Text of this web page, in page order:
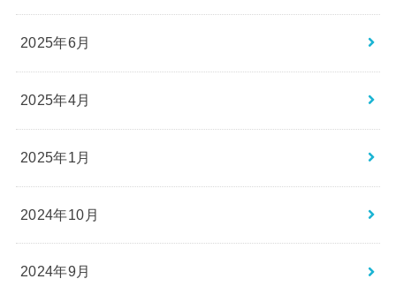
2025年6月
2025年4月
2025年1月
2024年10月
2024年9月